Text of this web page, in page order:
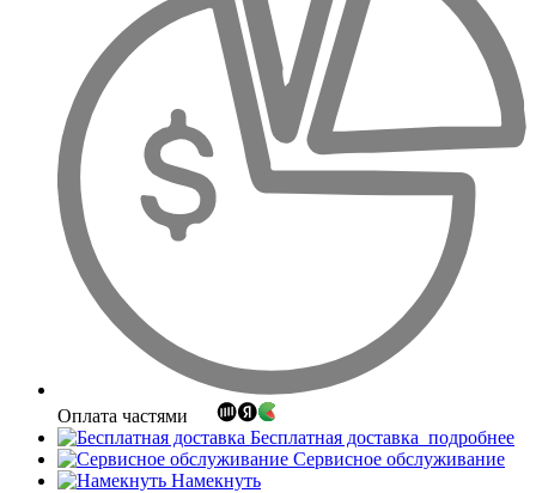
Оплата частями
Бесплатная доставка подробнее
Сервисное обслуживание
Намекнуть